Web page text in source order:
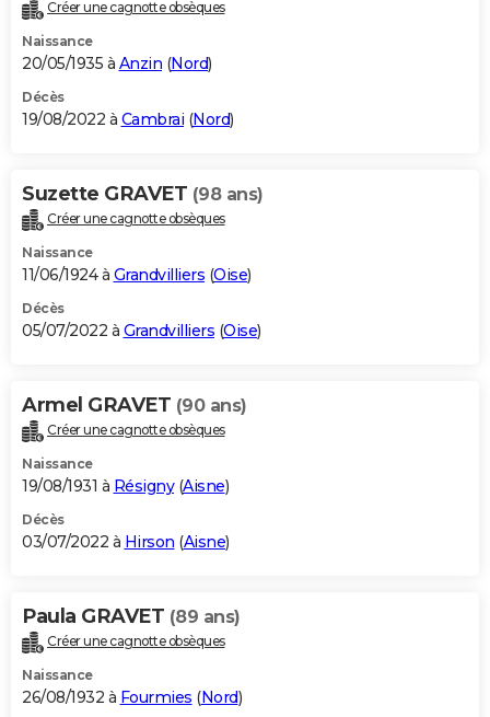
Créer une cagnotte obsèques
Naissance
20/05/1935 à Anzin (Nord)
Décès
19/08/2022 à Cambrai (Nord)
Suzette GRAVET (98 ans)
Créer une cagnotte obsèques
Naissance
11/06/1924 à Grandvilliers (Oise)
Décès
05/07/2022 à Grandvilliers (Oise)
Armel GRAVET (90 ans)
Créer une cagnotte obsèques
Naissance
19/08/1931 à Résigny(Aisne)
Décès
03/07/2022 à Hirson (Aisne)
Paula GRAVET (89 ans)
Créer une cagnotte obsèques
Naissance
26/08/1932 à Fourmies (Nord)